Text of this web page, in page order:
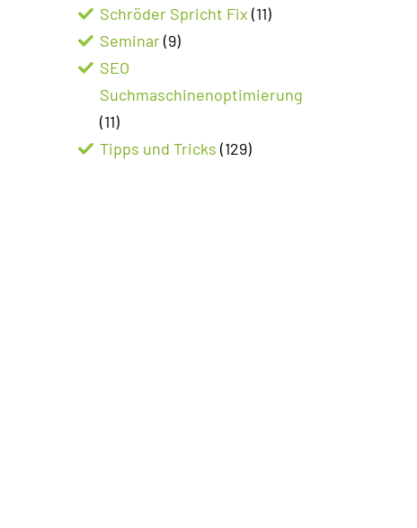
Schröder Spricht Fix (11)
Seminar(9)
SEO
Suchmaschinenoptimierung
(11)
Tipps und Tricks (129)